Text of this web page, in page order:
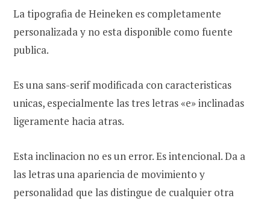
La tipografia de Heineken es completamente
personalizada y no esta disponible como fuente
publica.
Es una sans-serif modificada con caracteristicas
unicas, especialmente las tres letras «e» inclinadas
ligeramente hacia atras.
Esta inclinacion no es un error. Es intencional. Da a
las letras una apariencia de movimiento y
personalidad que las distingue de cualquier otra